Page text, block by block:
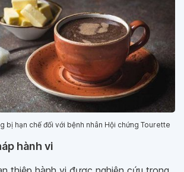
bị hạn chế đối với bệnh nhân Hội chứng Tourette
hành vi